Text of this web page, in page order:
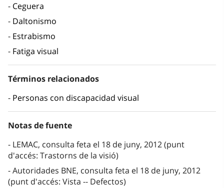
Ceguera
Daltonismo
Estrabismo
Fatiga visual
Términos relacionados
Personas con discapacidad visual
Notas de fuente
LEMAC, consulta feta el 18 de juny, 2012 (punt
d'accés: Trastorns de la visió)
Autoridades BNE, consulta feta el 18 de juny, 2012
(punt d'accés: Vista -- Defectos)